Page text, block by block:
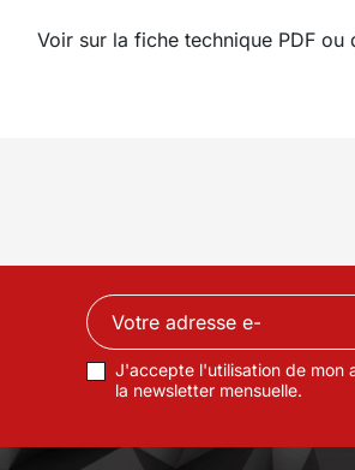
Voir sur la fiche technique PDF
J'accepte l'utilisation de mon
la newsletter mensuelle.